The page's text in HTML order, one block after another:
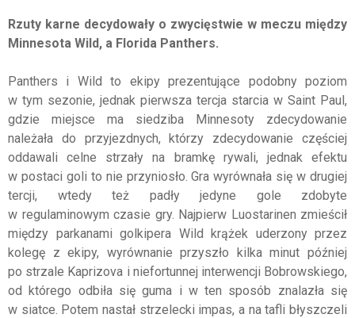
Rzuty karne decydowały o zwycięstwie w meczu między
Minnesota Wild, a Florida Panthers.
Panthers i Wild to ekipy prezentujące podobny poziom
w tym sezonie, jednak pierwsza tercja starcia w Saint Paul,
gdzie miejsce ma siedziba Minnesoty zdecydowanie
należała do przyjezdnych, którzy zdecydowanie częściej
oddawali celne strzały na bramkę rywali, jednak efektu
w postaci goli to nie przyniosło. Gra wyrównała się w drugiej
tercji, wtedy też padły jedyne gole zdobyte
w regulaminowym czasie gry. Najpierw Luostarinen zmieścił
między parkanami golkipera Wild krążek uderzony przez
kolegę z ekipy, wyrównanie przyszło kilka minut później
po strzale Kaprizova i niefortunnej interwencji Bobrowskiego,
od którego odbiła się guma i w ten sposób znalazła się
w siatce. Potem nastał strzelecki impas, a na tafli błyszczeli